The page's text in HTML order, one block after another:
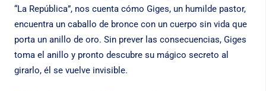
“La República”, nos cuenta cómo Giges, un humilde pastor,
encuentra un caballo de bronce con un cuerpo sin vida que
porta un anillo de oro. Sin prever las consecuencias, Giges
toma el anillo y pronto descubre su mágico secreto al
girarlo, él se vuelve invisible.